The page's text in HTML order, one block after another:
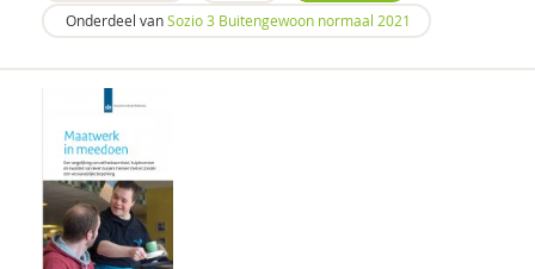
Dr. Jacomijn Hofstra
Josephien L. Jansen
Coki Janssen
Martha de Jonge
Claudia Kaagman
Pim Kaal
Onderdeel vanSozio 3 Buitengewoon normaal 2021